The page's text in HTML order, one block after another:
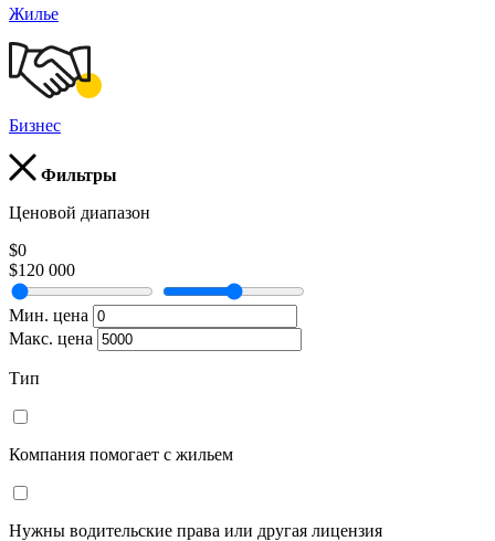
Жилье
Бизнес
Фильтры
Ценовой диапазон
$0
$120 000
Мин. цена
Макс. цена
Тип
Компания помогает с жильем
Нужны водительские права или другая лицензия